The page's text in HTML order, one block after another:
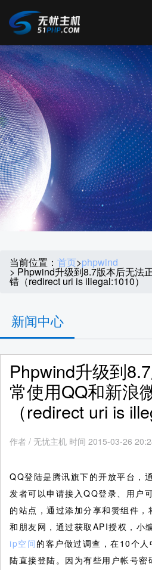
当前位置： 首页>phpwind
> Phpwind升级到8.7版本后无法
错（redirect uri is illegal:1010）
新闻中心
Phpwind升级到
常使用QQ和新浪
（redirect uri is
作者 / 无忧主机 时间 2015-03-26
QQ登陆是腾讯旗下的开放平台，
发者可以申请接入QQ登录、用户
的站点，通过添加分享和赞组件
和朋友网，通过获取API授权，小
ip空间的客户做过调查，在10个
陆直接登陆。因为有些用户帐号密